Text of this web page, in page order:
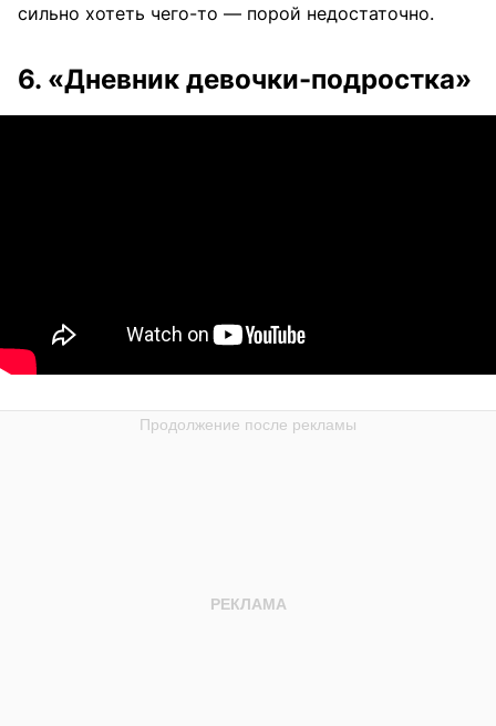
сильно хотеть чего-то — порой недостаточно.
6. «Дневник девочки-подростка»